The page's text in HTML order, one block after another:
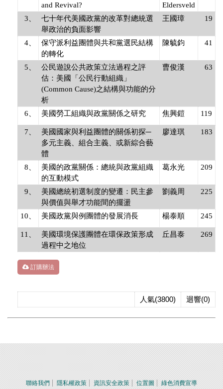
and Revival?
Eldersveld
3、
七十年代美國政黨的改革對總統選
舉政治的負面影響
王國璋 19
4、
保守派利益團體與共和黨選民結構
的轉化
陳毓鈞 41
5、
公民遊說公共政策立法過程之評
估：美國「公民行動組織」
(Common Cause)之結構與功能的分
析
曹俊漢 63
6、 美國勞工組織與政黨關係之研究 焦興鎧 119
7、
美國國家與利益團體的關係初探─
多元主義、組合主義、或新綜合藝
體
廖達琪 183
8、
美國的政黨關係：總統與政黨組織
的互動模式
葛永光 209
9、
美國總統初選制度的變遷：民主參
與價值與舉才功能間的擺盪
劉義周 225
10、 美國政黨與例團體的發展消長 楊泰順 245
11、
美國環境保護團體在環保政策形成
過程中之地位
丘昌泰 269
訂購辦法
迴響(0)
人氣(3800)
聯絡我們 隱私權政策 資訊安全政策 位置圖 綠色消費宣導